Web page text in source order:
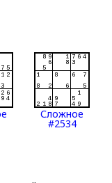
Сложное
#2534